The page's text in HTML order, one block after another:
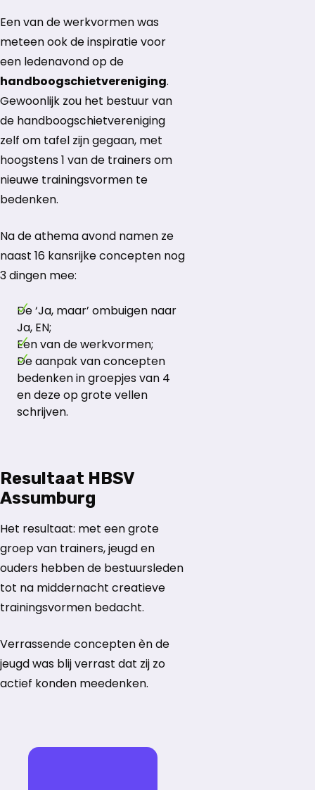
Een van de werkvormen was
meteen ook de inspiratie voor
een ledenavond op de
handboogschietvereniging.
Gewoonlijk zou het bestuur van
de handboogschietvereniging
zelf om tafel zijn gegaan, met
hoogstens 1 van de trainers om
nieuwe trainingsvormen te
bedenken.
Na de athema avond namen ze
naast 16 kansrijke concepten nog
3 dingen mee:
De ‘Ja, maar’ ombuigen naar
Ja, EN;
Een van de werkvormen;
De aanpak van concepten
bedenken in groepjes van 4
en deze op grote vellen
schrijven.
Resultaat HBSV
Assumburg
Het resultaat: met een grote
groep van trainers, jeugd en
ouders hebben de bestuursleden
tot na middernacht creatieve
trainingsvormen bedacht.
Verrassende concepten èn de
jeugd was blij verrast dat zij zo
actief konden meedenken.